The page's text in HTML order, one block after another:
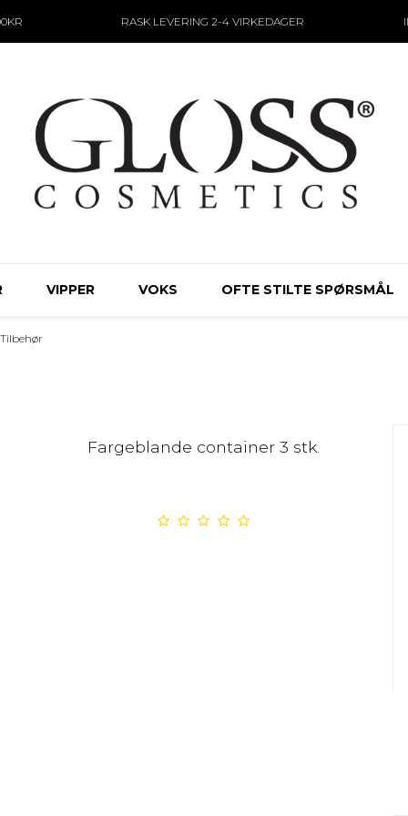
RASK LEVERING 2-4 VIRKEDAGER
VIPPER VOKS OFTE STILTE SPØRSMÅL
Tilbehør
Fargeblande container 3 stk.